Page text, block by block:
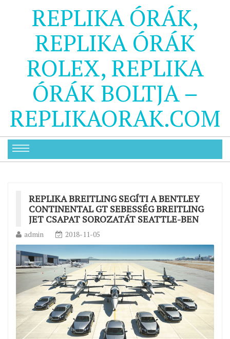
REPLIKA ÓRÁK,
REPLIKA ÓRÁK
ROLEX, REPLIKA
ÓRÁK BOLTJA –
REPLIKAORAK.COM
REPLIKA BREITLING SEGÍTI A BENTLEY
CONTINENTAL GT SEBESSÉG BREITLING
JET CSAPAT SOROZATÁT SEATTLE-BEN
admin 2018-11-05